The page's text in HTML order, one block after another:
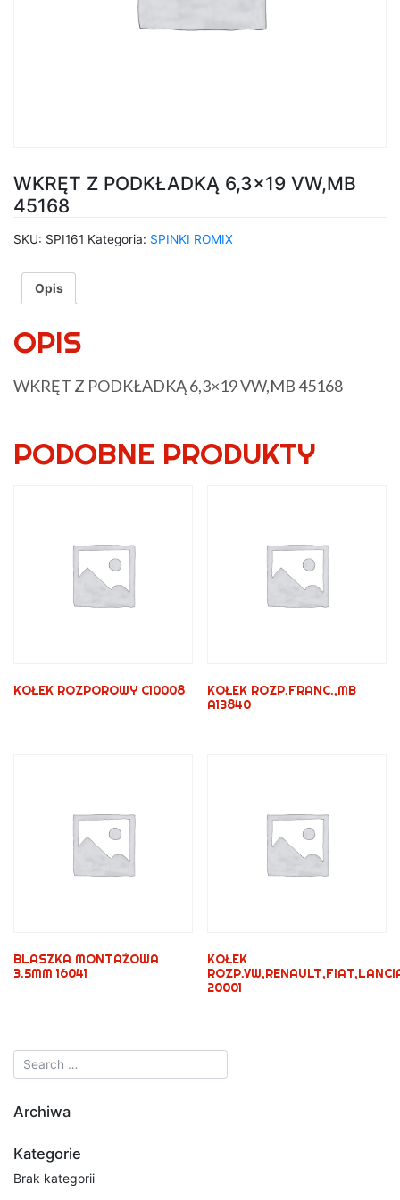
WKRĘT Z PODKŁADKĄ 6,3×19 VW,MB
45168
SKU: SPI161 Kategoria: SPINKI ROMIX
Opis
OPIS
WKRĘT Z PODKŁADKĄ 6,3×19 VW,MB 45168
PODOBNE PRODUKTY
KOŁEK ROZPOROWY C10008
KOŁEK ROZP.FRANC.,MB
A13840
BLASZKA MONTAŻOWA
3.5MM 16041
KOŁEK
20001
Archiwa
Kategorie
Brak kategorii